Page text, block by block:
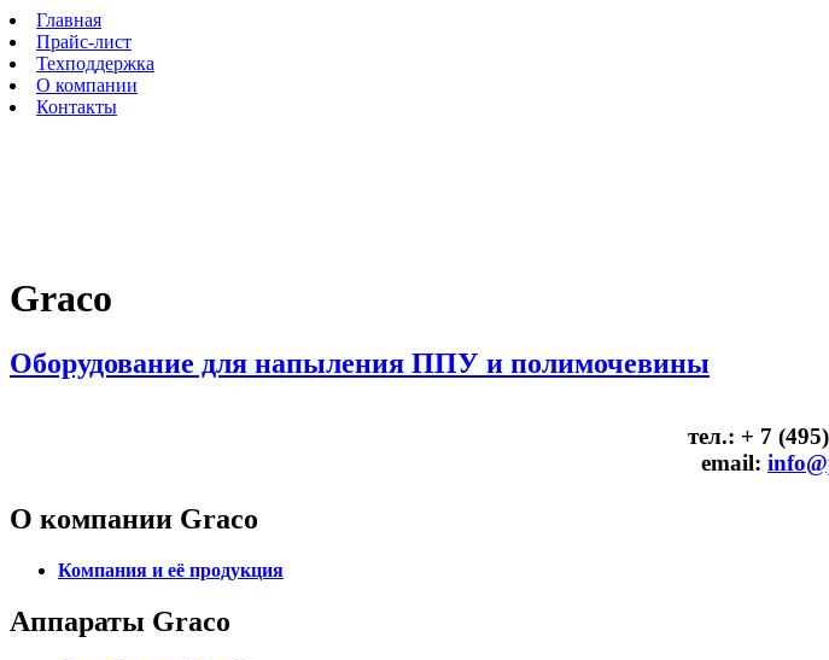
Перейти к основному содержанию
Главная
Прайс-лист
Техподдержка
О компании
Контакты
Graco
Оборудование для напыления ППУ и полимочевины
тел.: + 7
email:
О компании Graсo
Компания и её продукция
Аппараты Graco